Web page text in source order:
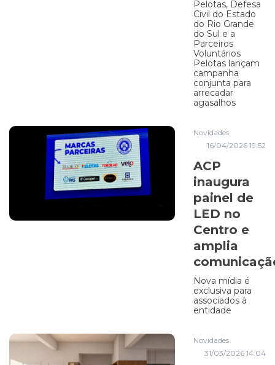
Pelotas, Defesa
Civil do Estado
do Rio Grande
do Sul e a
Parceiros
Voluntários
Pelotas lançam
campanha
conjunta para
arrecadar
agasalhos
Novidades
16/04/2026 19:52
ACP
inaugura
painel de
LED no
Centro e
amplia
Nova mídia é
exclusiva para
associados à
entidade
Novidades
31/03/2026 14:04